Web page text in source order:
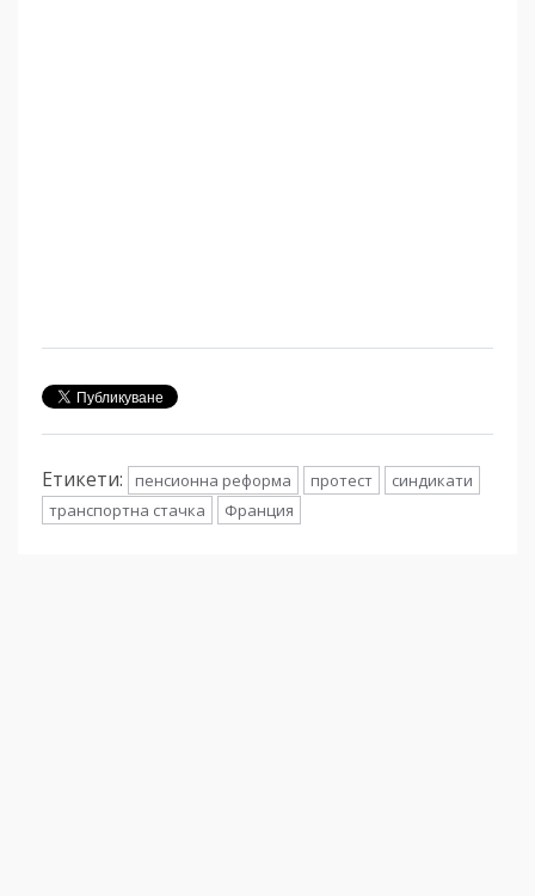
Етикети: пенсионна реформа протест
синдикати
транспортна стачка
Франция